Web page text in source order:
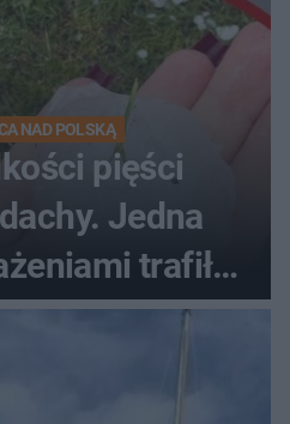
NAD POLSKĄ
pięści
Jedna
trafiła